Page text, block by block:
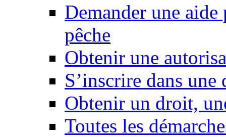
Demander une
pêche
Obtenir une
S’inscrire dans une
Obtenir un droit,
Toutes les